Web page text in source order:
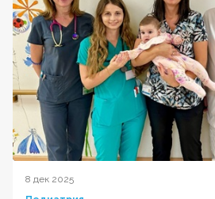
8 дек 2025